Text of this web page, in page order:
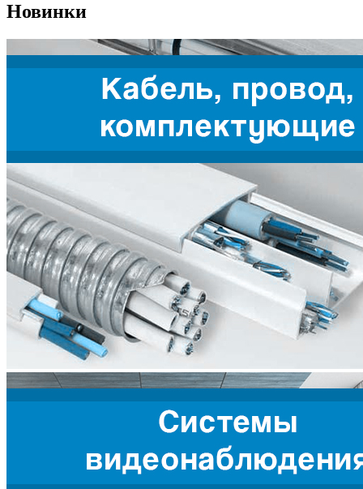
Новинки